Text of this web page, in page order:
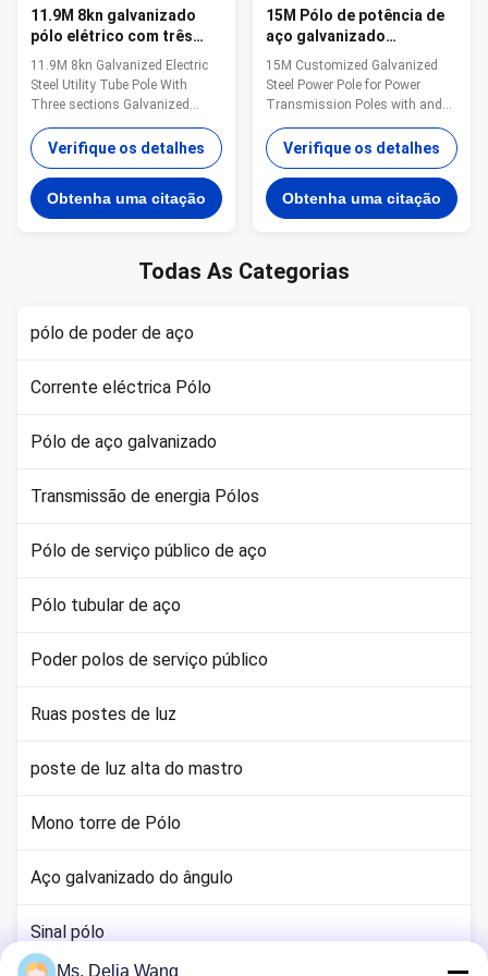
11.9M 8kn galvanizado
pólo elétrico com três
secções multifunção
escada superior
11.9M 8kn Galvanized Electric
Steel Utility Tube Pole With
Three sections Galvanized
Multifunction Ladder Top
Specification galvanized steel
tapered power pole Pole Type
Brief Description Top Across
Flat Dia. (mm) Bottom Across
Flat Dia. (mm) Shaft Thickness
Verifique os detalhes
Obtenha uma citação
15M Pólo de potência de
aço galvanizado
personalizado para
postes de transmissão de
potência com e espessura
15M Customized Galvanized
Steel Power Pole for Power
Transmission Poles with and
Customized Thickness Steel All
of our material are purchased
from famous mill factory to
assure the quality A mill
certificate issued by the mill
factory with stamp and
before unload the ...
Verifique os detalhes
Obtenha uma citação
Todas As Categorias
pólo de poder de aço
Corrente eléctrica Pólo
Pólo de aço galvanizado
Transmissão de energia Pólos
Pólo de serviço público de aço
Pólo tubular de aço
Poder polos de serviço público
Ruas postes de luz
poste de luz alta do mastro
Mono torre de Pólo
Aço galvanizado do ângulo
Sinal pólo
Ms. Delia Wang